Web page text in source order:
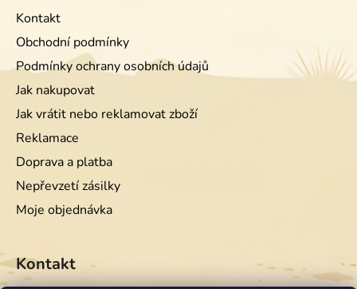
Kontakt
Obchodní podmínky
Podmínky ochrany osobních údajů
Jak nakupovat
Jak vrátit nebo reklamovat zboží
Reklamace
Doprava a platba
Nepřevzetí zásilky
Moje objednávka
Kontakt